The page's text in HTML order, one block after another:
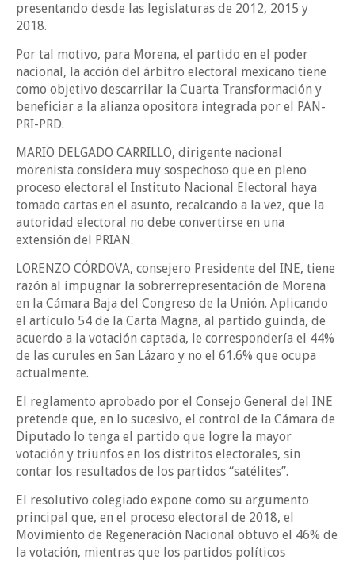
presentando desde las legislaturas de 2012, 2015 y
2018.
Por tal motivo, para Morena, el partido en el poder
nacional, la acción del árbitro electoral mexicano tiene
como objetivo descarrilar la Cuarta Transformación y
beneficiar a la alianza opositora integrada por el PAN-
PRI-PRD.
MARIO DELGADO CARRILLO, dirigente nacional
morenista considera muy sospechoso que en pleno
proceso electoral el Instituto Nacional Electoral haya
tomado cartas en el asunto, recalcando a la vez, que la
autoridad electoral no debe convertirse en una
extensión del PRIAN.
LORENZO CÓRDOVA, consejero Presidente del INE, tiene
razón al impugnar la sobrerrepresentación de Morena
en la Cámara Baja del Congreso de la Unión. Aplicando
el artículo 54 de la Carta Magna, al partido guinda, de
acuerdo a la votación captada, le correspondería el 44%
de las curules en San Lázaro y no el 61.6% que ocupa
actualmente.
El reglamento aprobado por el Consejo General del INE
pretende que, en lo sucesivo, el control de la Cámara de
Diputado lo tenga el partido que logre la mayor
votación y triunfos en los distritos electorales, sin
contar los resultados de los partidos “satélites”.
El resolutivo colegiado expone como su argumento
principal que, en el proceso electoral de 2018, el
Movimiento de Regeneración Nacional obtuvo el 46% de
la votación, mientras que los partidos políticos